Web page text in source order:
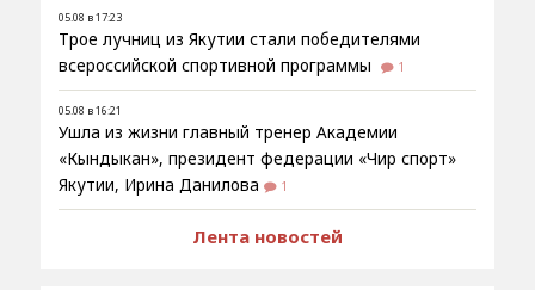
05.08 в 17:23
Трое лучниц из Якутии стали победителями
всероссийской спортивной программы
1
05.08 в 16:21
Ушла из жизни главный тренер Академии
«Кындыкан», президент федерации «Чир спорт»
Якутии, Ирина Данилова
1
Лента новостей